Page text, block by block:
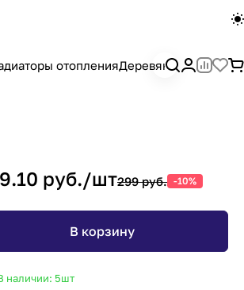
отопленияДеревянный
руб./шт299 руб. -10%
В корзину
наличии: 5шт